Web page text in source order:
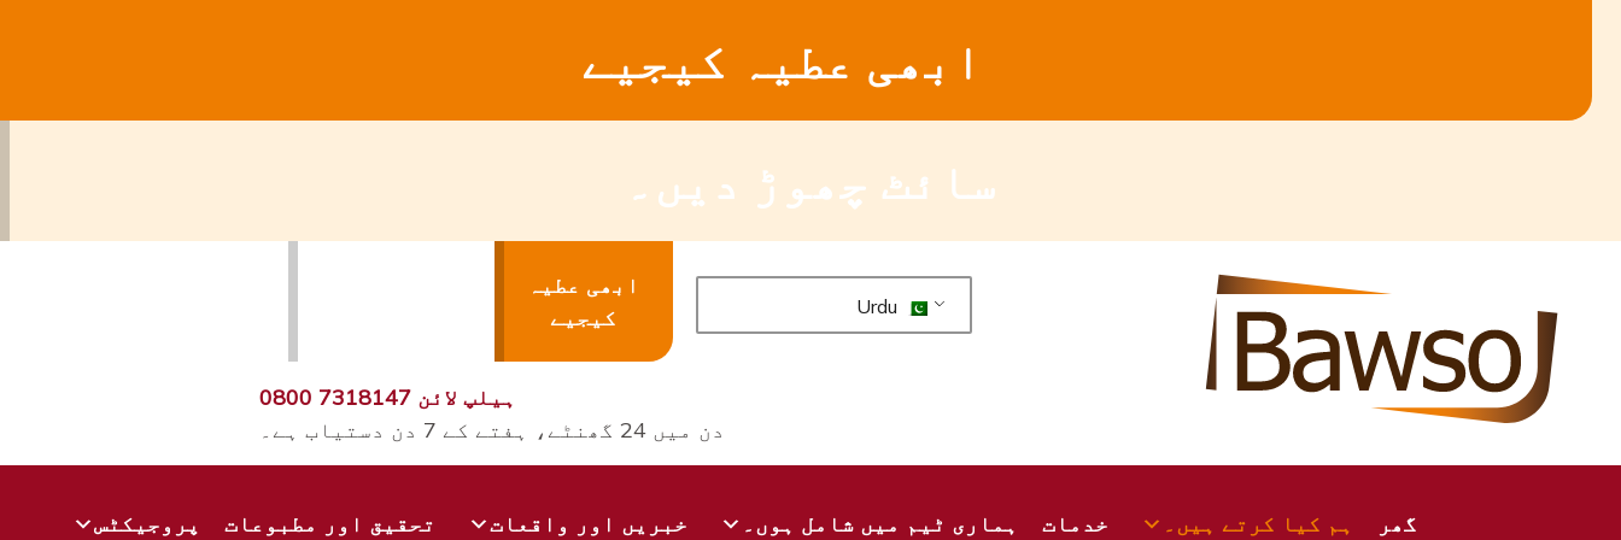
ابھی عطیہ کیجیے
سائٹ چھوڑ دیں۔
ابھی عطیہ
کیجیے
ہیلپ لائن0800 7318147
دن میں 24 گھنٹے، ہفتے کے 7 دن دستیاب ہے۔
گھر ہم کیا کرتے ہیں۔ خدمات ہماری ٹیم میں شامل ہوں۔ خبریں اور واقعات تحقیق اور مطبوعات پروجیکٹس